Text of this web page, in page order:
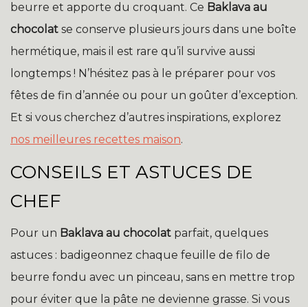
beurre et apporte du croquant. Ce Baklava au
chocolat se conserve plusieurs jours dans une boîte
hermétique, mais il est rare qu’il survive aussi
longtemps ! N’hésitez pas à le préparer pour vos
fêtes de fin d’année ou pour un goûter d’exception.
Et si vous cherchez d’autres inspirations, explorez
nos meilleures recettes maison.
CONSEILS ET ASTUCES DE
CHEF
Pour un Baklava au chocolat parfait, quelques
astuces : badigeonnez chaque feuille de filo de
beurre fondu avec un pinceau, sans en mettre trop
pour éviter que la pâte ne devienne grasse. Si vous